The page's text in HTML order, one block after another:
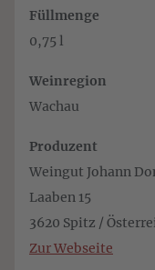
Füllmenge
0,75 l
Weinregion
Wachau
Produzent
Weingut Johann
Laaben 15
3620 Spitz /
Zur Webseite